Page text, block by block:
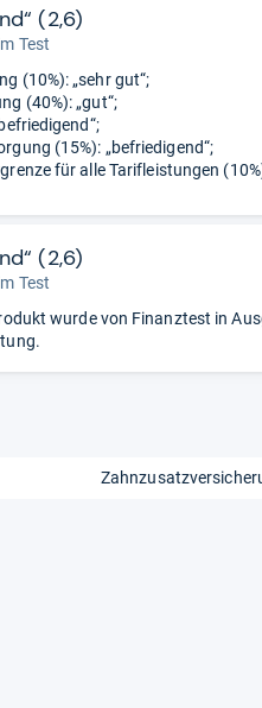
(2,6)
Test
(10%): „sehr gut“;
(40%): „gut“;
(15%): „befriedigend“;
für alle Tarifleistungen
(2,6)
Test
wurde von Finanztest in